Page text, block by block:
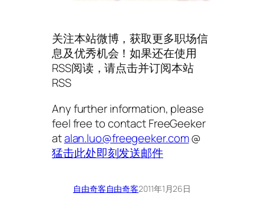
关注本站微博，获取更多职场信
息及优秀机会！如果还在使用
RSS阅读，请点击并订阅本站
RSS
Any further information, please
feel free to contact FreeGeeker
atalan.luo@freegeeker.com@
猛击此处即刻发送邮件
自由奇客自由奇客2011年1月26日